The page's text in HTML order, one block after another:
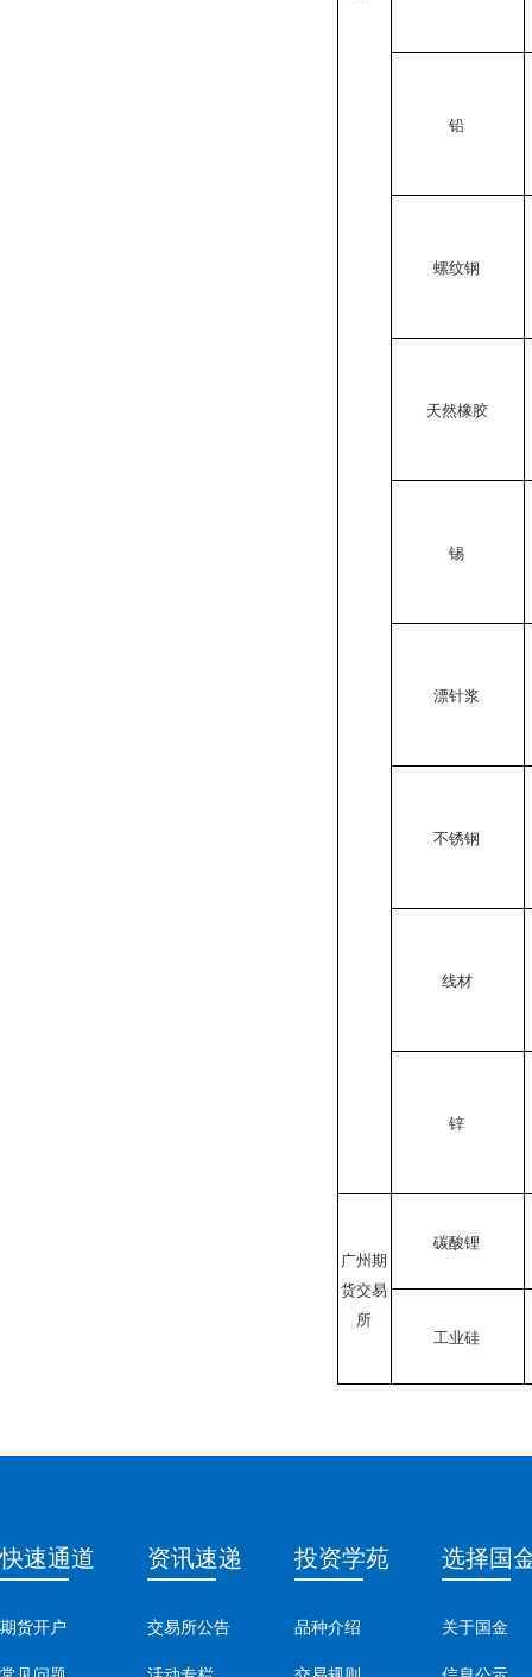
铅
螺纹钢
天然橡胶
锡
漂针浆
不锈钢
线材
锌
广州期
货交易
所
碳酸锂
工业硅
快速通道
期货开户
资讯速递
交易所公告
投资学苑
品种介绍
选择国
关于国金